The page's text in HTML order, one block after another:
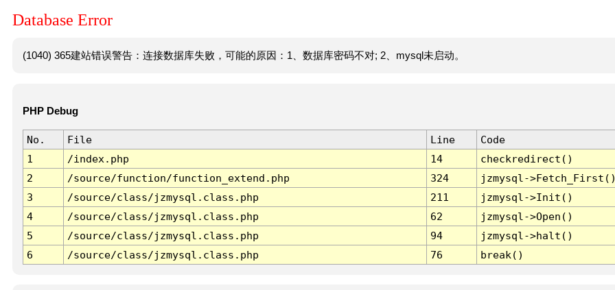
Database Error
(1040) 365建站错误警告：连接数据库失败，可能的原因：1、数据库密码不对; 2、mysql未启动。
PHP Debug
No. File Line
Code
1
/index.php 14
checkredirect()
2
/source/function/function_extend.php 324
jzmysql-
3
/source/class/jzmysql.class.php 211
jzmysql->Init()
4
/source/class/jzmysql.class.php 62
jzmysql->Open()
5
/source/class/jzmysql.class.php 94
jzmysql->halt()
6
/source/class/jzmysql.class.php 76 break()